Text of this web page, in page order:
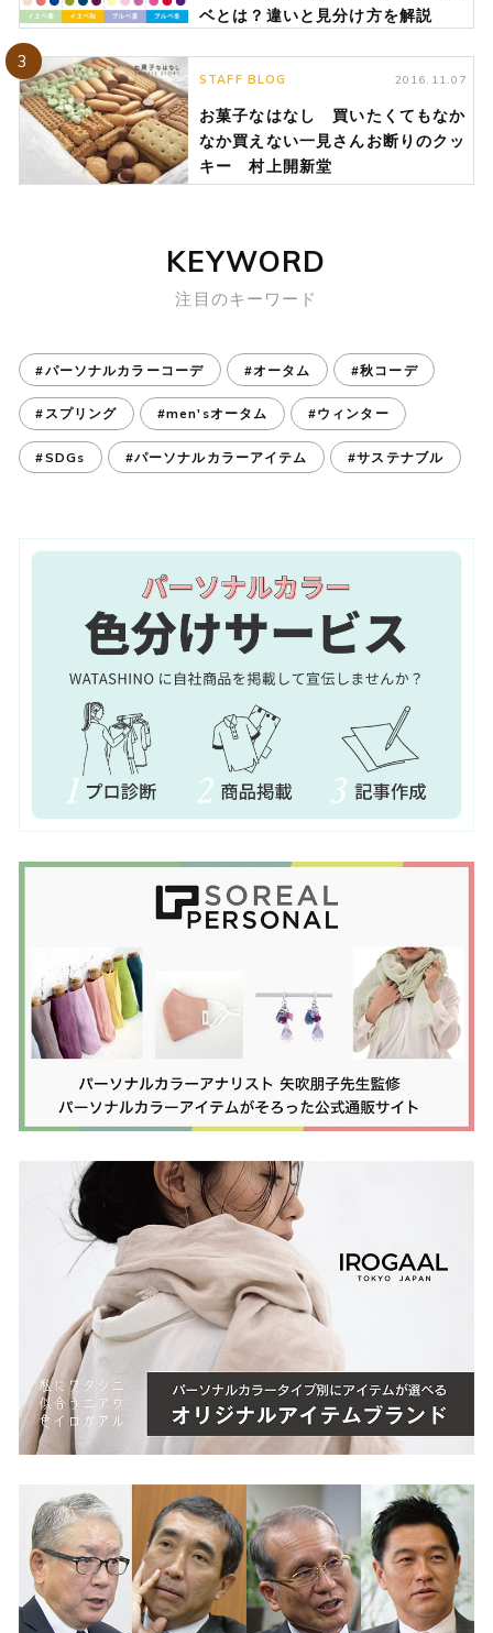
ベとは？違いと見分け方を解説
3
STAFF BLOG 2016.11.07
お菓子なはなし 買いたくてもなか
なか買えない一見さんお断りのクッ
キー 村上開新堂
KEYWORD
注目のキーワード
#パーソナルカラーコーデ #オータム #秋コーデ
#スプリング #men'sオータム #ウィンター
#SDGs #パーソナルカラーアイテム #サステナブル